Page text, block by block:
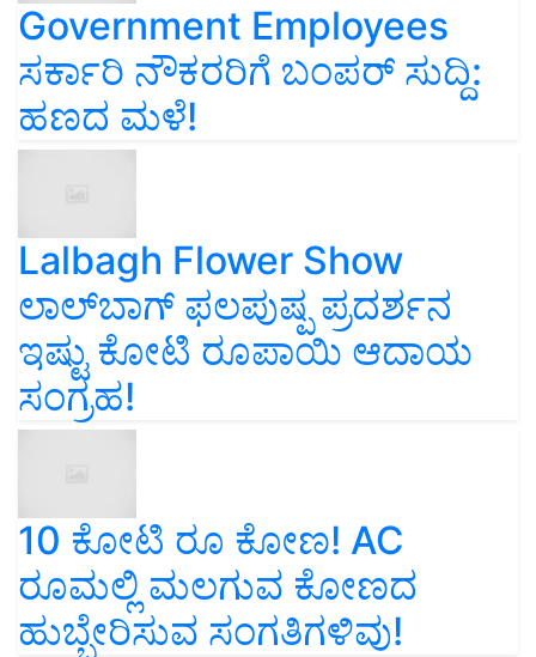
Government Employees
ಸರ್ಕಾರಿ ನೌಕರರಿಗೆ ಬಂಪರ್‌ ಸುದ್ದಿ:
ಹಣದ ಮಳೆ!
Lalbagh Flower Show
ಲಾಲ್‌ಬಾಗ್ ಫಲಪುಷ್ಪ ಪ್ರದರ್ಶನ
ಇಷ್ಟು ಕೋಟಿ ರೂಪಾಯಿ ಆದಾಯ
ಸಂಗ್ರಹ!
10 ಕೋಟಿ ರೂ ಕೋಣ! AC
ರೂಮಲ್ಲಿ ಮಲಗುವ ಕೋಣದ
ಹುಬ್ಬೇರಿಸುವ ಸಂಗತಿಗಳಿವು!